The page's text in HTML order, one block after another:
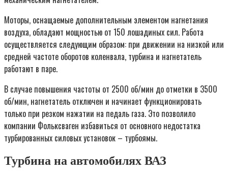
Моторы, оснащаемые дополнительным элементом нагнетания
воздуха, обладают мощностью от 150 лошадиных сил. Работа
осуществляется следующим образом: при движении на низкой или
средней частоте оборотов коленвала, турбина и нагнетатель
работают в паре.
В случае повышения частоты от 2500 об/мин до отметки в 3500
об/мин, нагнетатель отключен и начинает функционировать
только при резком нажатии на педаль газа. Это позволило
компании Фольксваген избавиться от основного недостатка
турбированных силовых установок – турбоямы.
Турбина на автомобилях ВАЗ